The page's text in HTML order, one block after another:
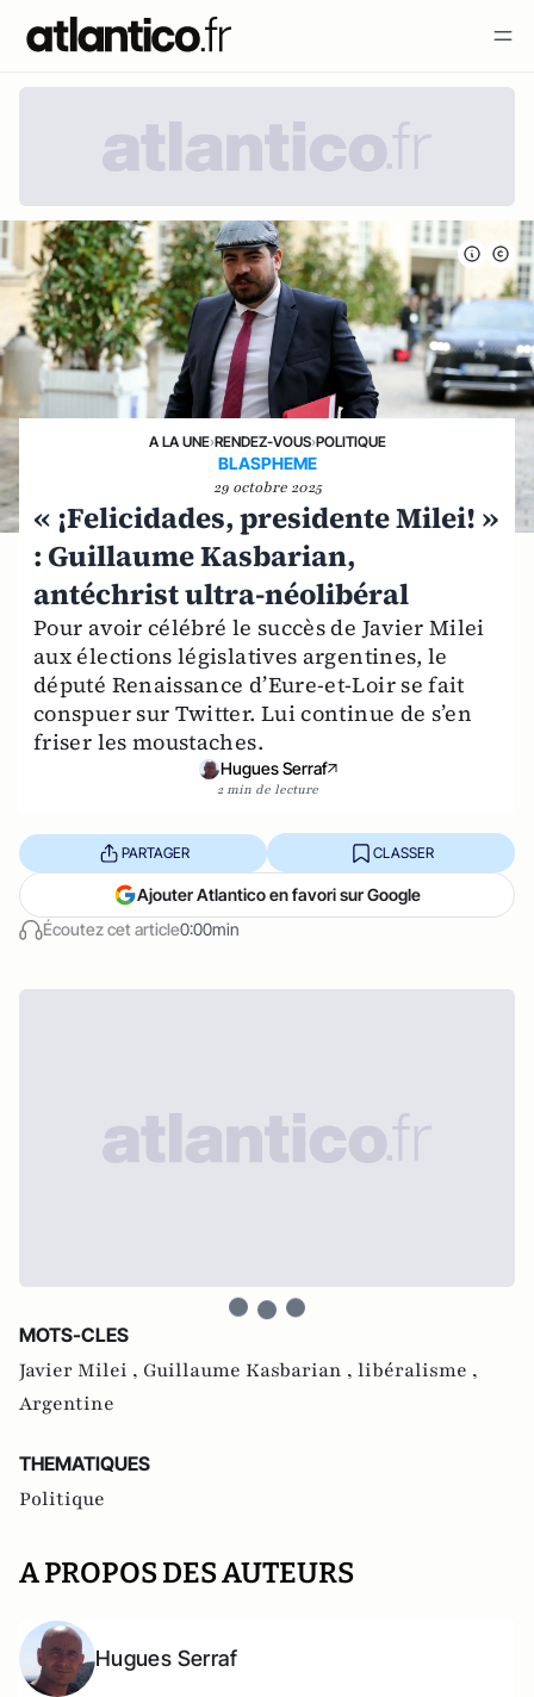
A LA UNE›RENDEZ-VOUS›POLITIQUE
BLASPHEME
29 octobre 2025
« ¡Felicidades, presidente Milei! »
: Guillaume Kasbarian,
antéchrist ultra-néolibéral
Pour avoir célébré le succès de Javier Milei
aux élections législatives argentines, le
député Renaissance d’Eure-et-Loir se fait
conspuer sur Twitter. Lui continue de s’en
friser les moustaches.
Hugues Serraf
2 min de lecture
Écoutez cet article0:00min
PARTAGER CLASSER
Ajouter Atlantico en favori sur Google
MOTS-CLES
Javier Milei , Guillaume Kasbarian , libéralisme ,
Argentine
THEMATIQUES
Politique
A PROPOS DES AUTEURS
Hugues Serraf